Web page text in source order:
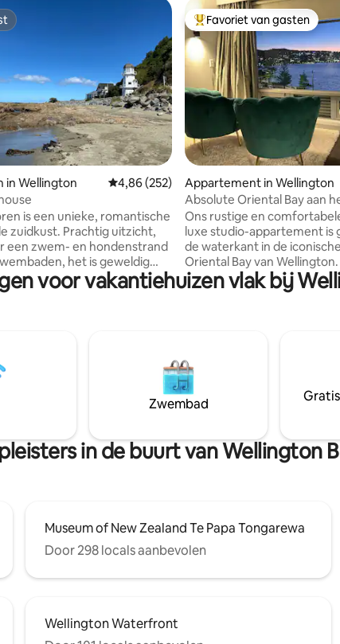
van 4,99 op 5, 225 recensies
in Wellington Gemiddelde beoordeling van 4,86 op 5,
4,86 (252)
is een unieke, romantische
zuidkust. Prachtig uitzicht,
een zwem- en hondenstrand
het is geweldig
Met een comfortabel
en een steile trap is
bushalte van Island Bay is
regelmatige bussen. Het is 9
naar de luchthaven en 15
het centrum van
Topfavoriet van gasten
Favoriet van gasten
Appartement in Wellington
Absolute Oriental Bay aan
Ons rustige en
luxe studio-appartement is
de waterkant in de
Oriental Bay van Wellington. Je zult
genieten van een
uitzicht over de haven van
kwaliteitsmeubilair voor
uitje, speciale gelegenheid
zakelijk verblijf. Ik wil gewoon binnen
blijven, genieten van
de 50-inch aan de muur
voor vakantiehuizen vlak bij
Zwembad
in de buurt van Wellington
Museum of New Zealand Te Papa Tongarewa
Door 298 locals aanbevolen
Wellington Waterfront